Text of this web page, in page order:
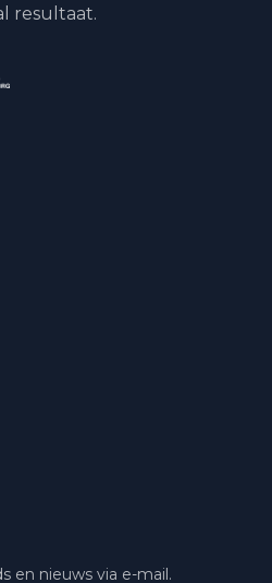
resultaat.
en nieuws via e-mail.